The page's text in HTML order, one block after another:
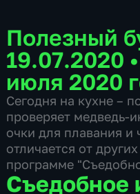
Полезный
19.07.2020
июля 2020
Сегодня на кухне –
проверяет медведь-
очки для плавания и
отличается от
программе
Съедобное